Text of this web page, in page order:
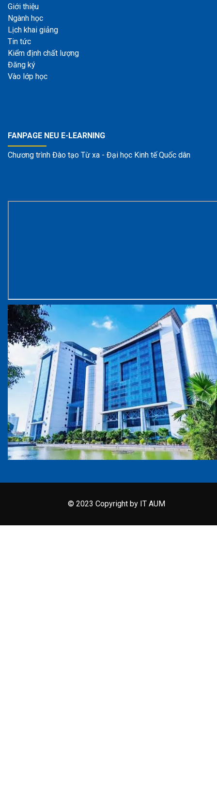
Giới thiệu
Ngành học
Lịch khai giảng
Tin tức
Kiểm định chất lượng
Đăng ký
Vào lớp học
FANPAGE NEU E-LEARNING
Chương trình Đào tạo Từ xa - Đại học Kinh tế Quốc dân
© 2023 Copyright by IT AUM